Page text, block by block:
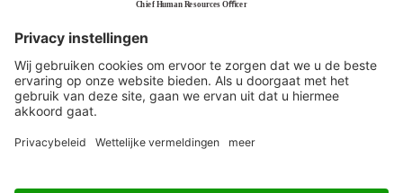
Werken bij ons
Privacy Statement
Algemene Voorwaarden